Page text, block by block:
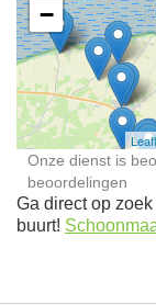
Ontdek
jou
−
Onze dienst is
beoordelingen
Ga direct op
buurt!